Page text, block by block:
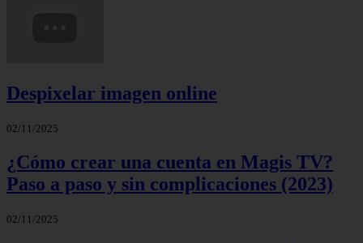
Despixelar imagen online
02/11/2025
¿Cómo crear una cuenta en Magis TV?
Paso a paso y sin complicaciones (2023)
02/11/2025